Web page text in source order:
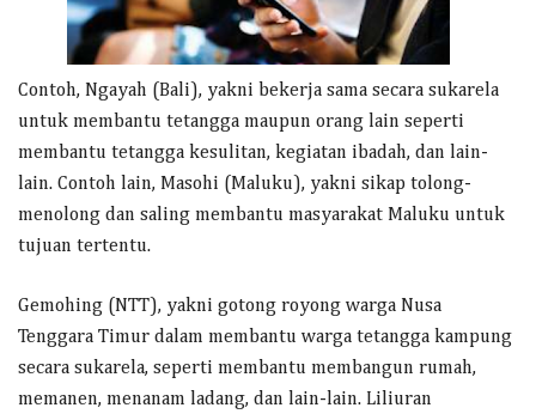
Contoh, Ngayah (Bali), yakni bekerja sama secara sukarela
untuk membantu tetangga maupun orang lain seperti
membantu tetangga kesulitan, kegiatan ibadah, dan lain-
lain. Contoh lain, Masohi (Maluku), yakni sikap tolong-
menolong dan saling membantu masyarakat Maluku untuk
tujuan tertentu.
Gemohing (NTT), yakni gotong royong warga Nusa
Tenggara Timur dalam membantu warga tetangga kampung
secara sukarela, seperti membantu membangun rumah,
memanen, menanam ladang, dan lain-lain. Liliuran